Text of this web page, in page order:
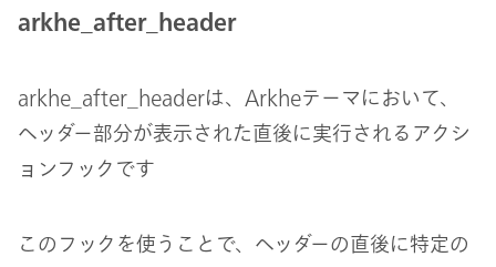
arkhe_after_header
arkhe_after_headerは、Arkheテーマにおいて、
ヘッダー部分が表示された直後に実行されるアクシ
ョンフックです
このフックを使うことで、ヘッダーの直後に特定の